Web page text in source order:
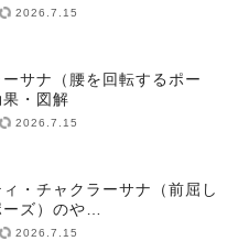
2026.7.15
サナ（腰を回転するポー
・図解
2026.7.15
・チャクラーサナ（前屈し
ーズ）のや…
2026.7.15